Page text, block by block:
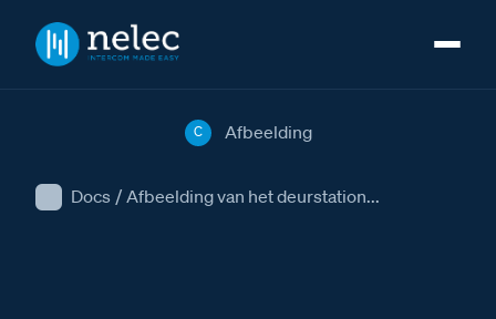
Docs / Afbeelding van het deurstation...
C Afbeelding